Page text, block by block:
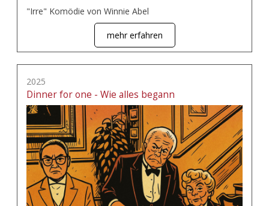
"Irre" Komödie von Winnie Abel
mehr erfahren
2025
Dinner for one - Wie alles begann